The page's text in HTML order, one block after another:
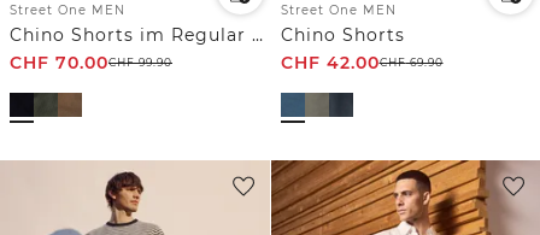
Street One MEN
Chino Shorts im Regular Fit aus Cord
CHF 70.00CHF99.90
Street One MEN
Chino Shorts
CHF 42.00CHF69.90